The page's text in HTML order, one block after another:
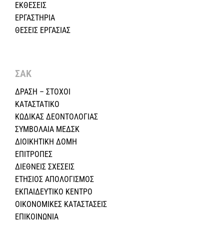
ΕΚΘΕΣΕΙΣ
ΕΡΓΑΣΤΗΡΙΑ
ΘΕΣΕΙΣ ΕΡΓΑΣΙΑΣ
ΣΑΚ
ΔΡΑΣΗ – ΣΤΟΧΟΙ
ΚΑΤΑΣΤΑΤΙΚΟ
ΚΩΔΙΚΑΣ ΔΕΟΝΤΟΛΟΓΙΑΣ
ΣΥΜΒΟΛΑΙΑ ΜΕΔΣΚ
ΔΙΟΙΚΗΤΙΚΗ ΔΟΜΗ
ΕΠΙΤΡΟΠΕΣ
ΔΙΕΘΝΕΙΣ ΣΧΕΣEIΣ
ΕΤΗΣΙΟΣ ΑΠΟΛΟΓΙΣΜΟΣ
ΕΚΠΑΙΔΕΥΤΙΚΟ ΚΕΝΤΡΟ
ΟΙΚΟΝΟΜΙΚΕΣ ΚΑΤΑΣΤΑΣΕΙΣ
ΕΠΙΚΟΙΝΩΝΙΑ